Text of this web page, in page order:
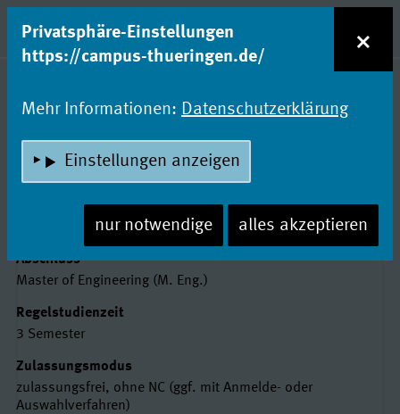
zum Inhalt
Entdecke Dein Studium!
NACHHALTIGE GEBÄUDE- UND
ENERGIESYSTEME
Fachhochschule Erfurt
Basisdaten
Abschluss
Master of Engineering (M. Eng.)
Regelstudienzeit
3 Semester
Zulassungsmodus
zulassungsfrei, ohne NC (ggf. mit Anmelde- oder
Auswahlverfahren)
Privatsphäre-Einstellungen
https://campus-thueringen.de/
×
Mehr Informationen: Datenschutzerklärung
Einstellungen anzeigen
nur notwendige alles akzeptieren